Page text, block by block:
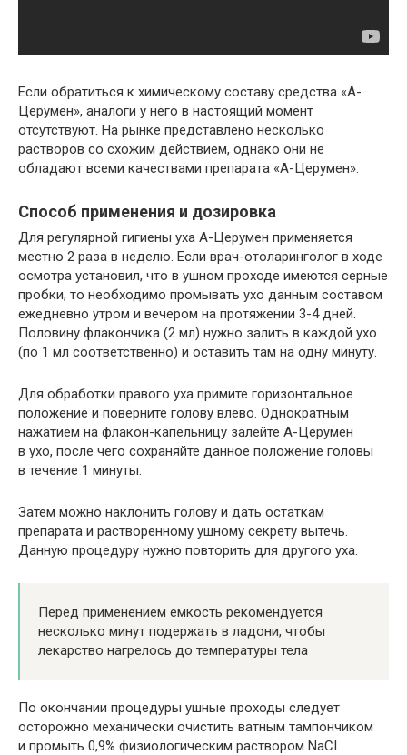
Если обратиться к химическому составу средства «А-
Церумен», аналоги у него в настоящий момент
отсутствуют. На рынке представлено несколько
растворов со схожим действием, однако они не
обладают всеми качествами препарата «А-Церумен».
Способ применения и дозировка
Для регулярной гигиены уха А-Церумен применяется
местно 2 раза в неделю. Если врач-отоларинголог в ходе
осмотра установил, что в ушном проходе имеются серные
пробки, то необходимо промывать ухо данным составом
ежедневно утром и вечером на протяжении 3-4 дней.
Половину флакончика (2 мл) нужно залить в каждой ухо
(по 1 мл соответственно) и оставить там на одну минуту.
Для обработки правого уха примите горизонтальное
положение и поверните голову влево. Однократным
нажатием на флакон-капельницу залейте А-Церумен
в ухо, после чего сохраняйте данное положение головы
в течение 1 минуты.
Затем можно наклонить голову и дать остаткам
препарата и растворенному ушному секрету вытечь.
Данную процедуру нужно повторить для другого уха.
Перед применением емкость рекомендуется
несколько минут подержать в ладони, чтобы
лекарство нагрелось до температуры тела
По окончании процедуры ушные проходы следует
осторожно механически очистить ватным тампончиком
и промыть 0,9% физиологическим раствором NaCI.